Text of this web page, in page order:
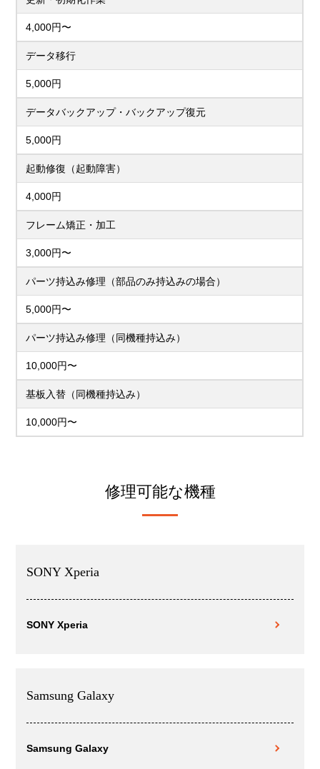
4,000円〜
データ移行
5,000円
データバックアップ・バックアップ復元
5,000円
起動修復（起動障害）
4,000円
フレーム矯正・加工
3,000円〜
パーツ持込み修理（部品のみ持込みの場合）
5,000円〜
パーツ持込み修理（同機種持込み）
10,000円〜
基板入替（同機種持込み）
10,000円〜
修理可能な機種
SONY Xperia
SONY Xperia
Samsung Galaxy
Samsung Galaxy